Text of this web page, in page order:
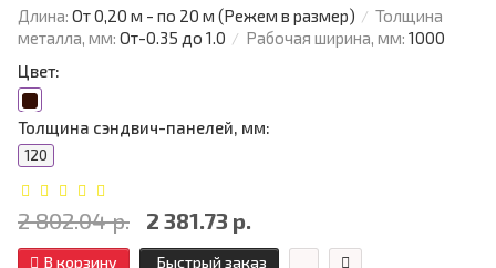
Длина: От 0,20 м - по 20 м (Режем в размер)
Толщина
металла, мм: От-0.35 до 1.0 Рабочая ширина, мм: 1000
Цвет:
Толщина сэндвич-панелей, мм:
120
2 802.04 р. 2 381.73 р.
В корзину Быстрый заказ